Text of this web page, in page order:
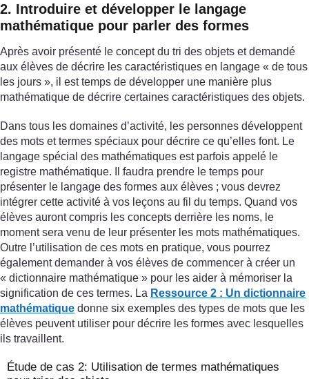
2. Introduire et développer le langage
mathématique pour parler des formes
Après avoir présenté le concept du tri des objets et demandé
aux élèves de décrire les caractéristiques en langage « de tous
les jours », il est temps de développer une manière plus
mathématique de décrire certaines caractéristiques des objets.
Dans tous les domaines d’activité, les personnes développent
des mots et termes spéciaux pour décrire ce qu’elles font. Le
langage spécial des mathématiques est parfois appelé le
registre mathématique. Il faudra prendre le temps pour
présenter le langage des formes aux élèves ; vous devrez
intégrer cette activité à vos leçons au fil du temps. Quand vos
élèves auront compris les concepts derrière les noms, le
moment sera venu de leur présenter les mots mathématiques.
Outre l’utilisation de ces mots en pratique, vous pourrez
également demander à vos élèves de commencer à créer un
« dictionnaire mathématique » pour les aider à mémoriser la
signification de ces termes. La Ressource 2 : Un dictionnaire
mathématique donne six exemples des types de mots que les
élèves peuvent utiliser pour décrire les formes avec lesquelles
ils travaillent.
Étude de cas 2: Utilisation de termes mathématiques